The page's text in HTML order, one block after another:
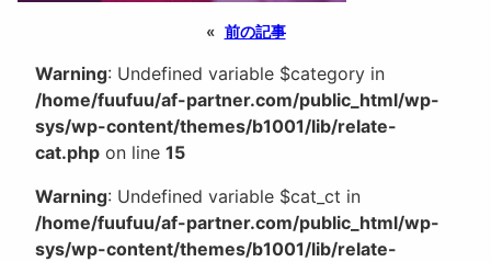
« 前の記事
Warning: Undefined variable $category in
/home/fuufuu/af-partner.com/public_html/wp-
sys/wp-content/themes/b1001/lib/relate-
cat.php on line 15
Warning: Undefined variable $cat_ct in
/home/fuufuu/af-partner.com/public_html/wp-
sys/wp-content/themes/b1001/lib/relate-